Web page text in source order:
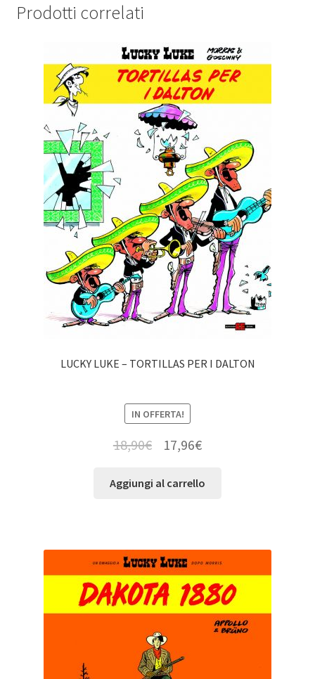
Prodotti correlati
LUCKY LUKE – TORTILLAS PER I DALTON
IN OFFERTA!
18,90€ 17,96€
Aggiungi al carrello